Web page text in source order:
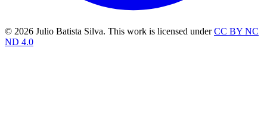
© 2026 Julio Batista Silva. This work is licensed underCC BY NC
ND 4.0